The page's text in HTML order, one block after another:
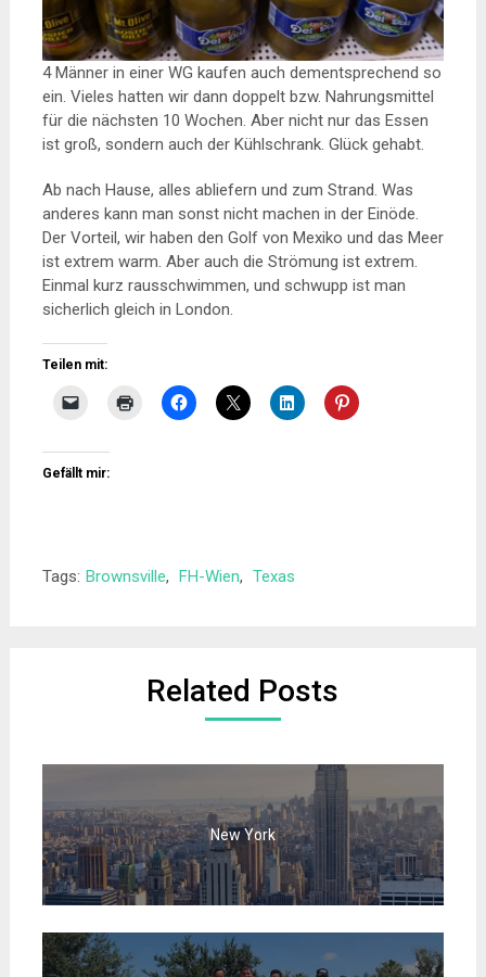
4 Männer in einer WG kaufen auch dementsprechend so
ein. Vieles hatten wir dann doppelt bzw. Nahrungsmittel
für die nächsten 10 Wochen. Aber nicht nur das Essen
ist groß, sondern auch der Kühlschrank. Glück gehabt.
Ab nach Hause, alles abliefern und zum Strand. Was
anderes kann man sonst nicht machen in der Einöde.
Der Vorteil, wir haben den Golf von Mexiko und das Meer
ist extrem warm. Aber auch die Strömung ist extrem.
Einmal kurz rausschwimmen, und schwupp ist man
sicherlich gleich in London.
Teilen mit:
Gefällt mir:
Tags: Brownsville, FH-Wien, Texas
Related Posts
New York